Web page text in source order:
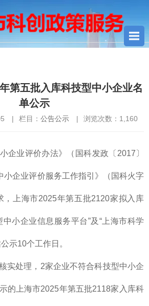
第五批入库科技型中小企业名
单公示
| 栏目： 公告公示 | 浏览次数： 1,160
企业评价办法》（国科发政〔2017〕
小企业评价服务工作指引》（国科火字
，上海市2025年第五批2120家拟入库
小企业信息服务平台”及“上海市科学
示10个工作日。
实处理，2家企业不符合科技型中小企
的上海市2025年第五批2118家入库科